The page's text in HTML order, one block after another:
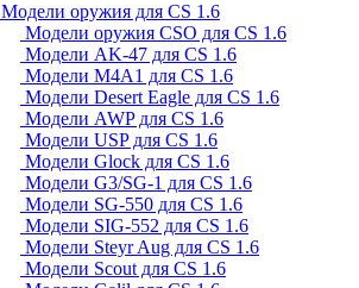
Модели оружия для CS 1.6
Модели оружия CSO для CS 1.6
Модели AK-47 для CS 1.6
Модели M4A1 для CS 1.6
Модели Desert Eagle для CS 1.6
Модели AWP для CS 1.6
Модели USP для CS 1.6
Модели Glock для CS 1.6
Модели G3/SG-1 для CS 1.6
Модели SG-550 для CS 1.6
Модели SIG-552 для CS 1.6
Модели Steyr Aug для CS 1.6
Модели Scout для CS 1.6